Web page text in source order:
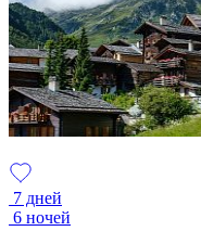
7 дней
6 ночей